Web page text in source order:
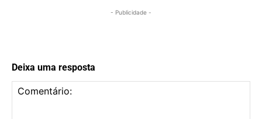
- Publicidade -
Deixa uma resposta